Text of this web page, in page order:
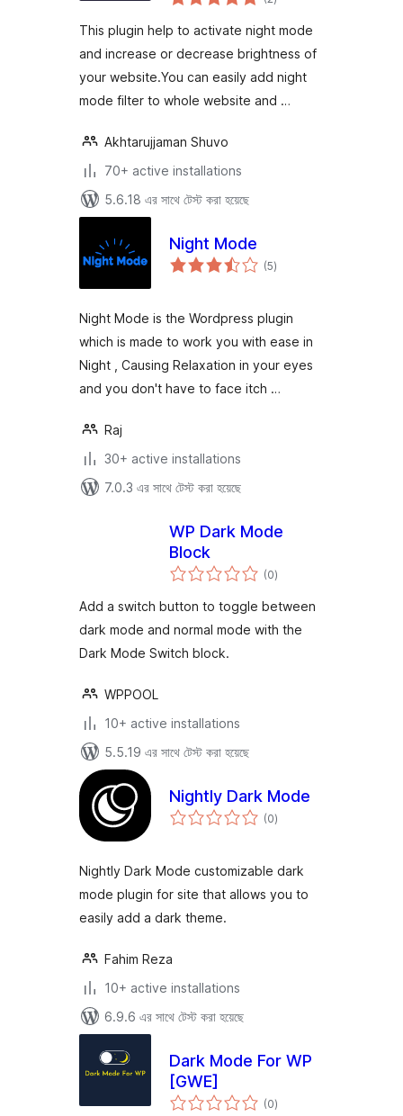
ratings
This plugin help to activate night mode
and increase or decrease brightness of
your website.You can easily add night
mode filter to whole website and …
Akhtarujjaman Shuvo
70+ active installations
5.6.18 এর সাথে টেস্ট করা হয়েছে
Night Mode
(5total
ratings
)
Night Mode is the Wordpress plugin
which is made to work you with ease in
Night , Causing Relaxation in your eyes
and you don't have to face itch …
Raj
30+ active installations
7.0.3 এর সাথে টেস্ট করা হয়েছে
WP Dark Mode
Block
(0total
ratings
)
Add a switch button to toggle between
dark mode and normal mode with the
Dark Mode Switch block.
WPPOOL
10+ active installations
5.5.19 এর সাথে টেস্ট করা হয়েছে
Nightly Dark Mode
(0total
ratings
)
Nightly Dark Mode customizable dark
mode plugin for site that allows you to
easily add a dark theme.
Fahim Reza
10+ active installations
6.9.6 এর সাথে টেস্ট করা হয়েছে
Dark Mode For WP
[GWE]
(0total
ratings
)